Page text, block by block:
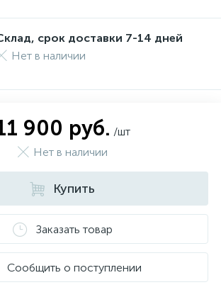
срок доставки 7-14 дней
Нет в наличии
900 руб. /шт
Нет в наличии
Купить
Заказать товар
Сообщить о поступлении